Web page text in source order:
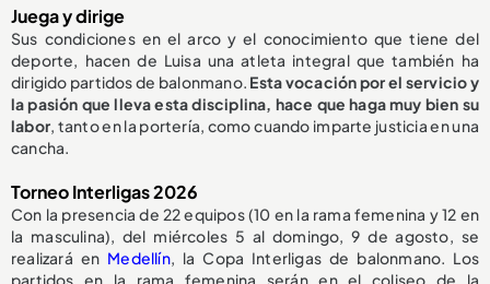
Juega y dirige
Sus condiciones en el arco y el conocimiento que tiene del
deporte, hacen de Luisa una atleta integral que también ha
dirigido partidos de balonmano. Esta vocación por el servicio y
la pasión que lleva esta disciplina, hace que haga muy bien su
labor, tanto en la portería, como cuando imparte justicia en una
cancha.
Torneo Interligas 2026
Con la presencia de 22 equipos (10 en la rama femenina y 12 en
la masculina), del miércoles 5 al domingo, 9 de agosto, se
realizará en Medellín, la Copa Interligas de balonmano. Los
partidos en la rama femenina serán en el coliseo de la